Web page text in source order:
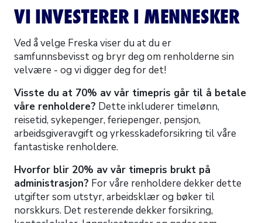
VI INVESTERER I MENNESKER
Ved å velge Freska viser du at du er
samfunnsbevisst og bryr deg om renholderne sin
velvære - og vi digger deg for det!
Visste du at 70% av vår timepris går til å betale
våre renholdere? Dette inkluderer timelønn,
reisetid, sykepenger, feriepenger, pensjon,
arbeidsgiveravgift og yrkesskadeforsikring til våre
fantastiske renholdere.
Hvorfor blir 20% av vår timepris brukt på
administrasjon? For våre renholdere dekker dette
utgifter som utstyr, arbeidsklær og bøker til
norskkurs. Det resterende dekker forsikring,